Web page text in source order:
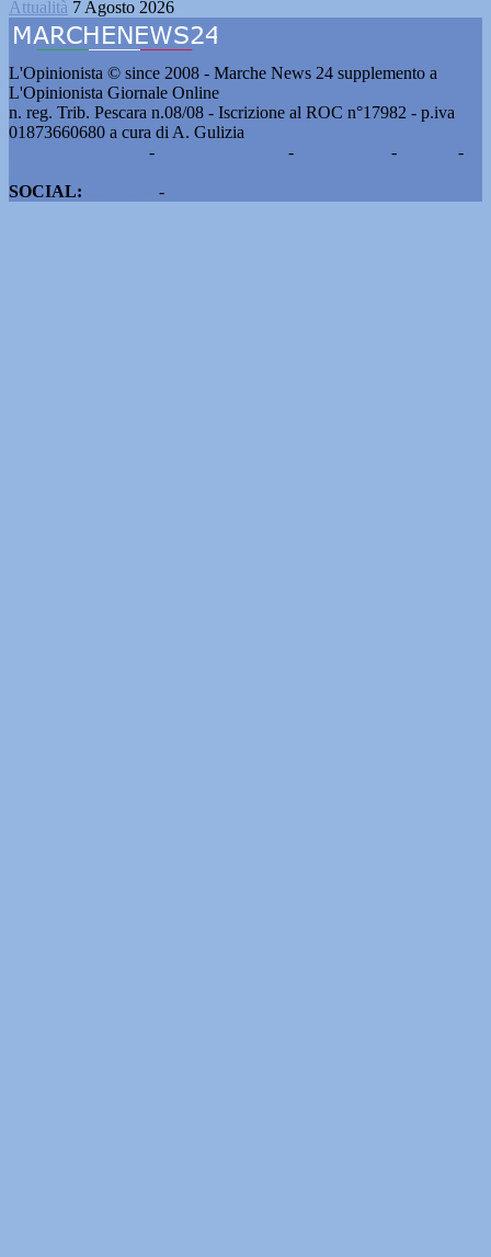
Attualità 7 Agosto 2026
L'Opinionista © since 2008 - Marche News 24 supplemento a
L'Opinionista Giornale Online
n. reg. Trib. Pescara n.08/08 - Iscrizione al ROC n°17982 - p.iva
01873660680 a cura di A. Gulizia
- - -
-
SOCIAL:
-